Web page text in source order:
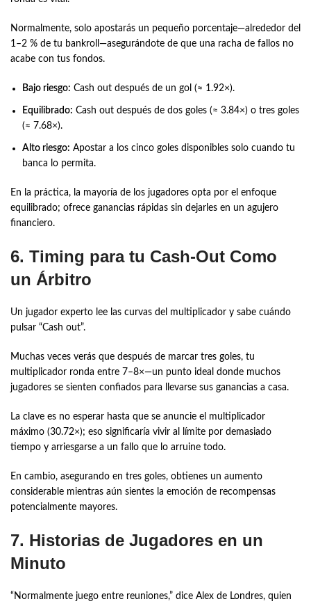
Normalmente, solo apostarás un pequeño porcentaje—alrededor del
1–2 % de tu bankroll—asegurándote de que una racha de fallos no
acabe con tus fondos.
Bajo riesgo: Cash out después de un gol (≈ 1.92×).
Equilibrado: Cash out después de dos goles (≈ 3.84×) o tres goles
(≈ 7.68×).
Alto riesgo: Apostar a los cinco goles disponibles solo cuando tu
banca lo permita.
En la práctica, la mayoría de los jugadores opta por el enfoque
equilibrado; ofrece ganancias rápidas sin dejarles en un agujero
financiero.
6. Timing para tu Cash‑Out Como
un Árbitro
Un jugador experto lee las curvas del multiplicador y sabe cuándo
pulsar “Cash out”.
Muchas veces verás que después de marcar tres goles, tu
multiplicador ronda entre 7–8×—un punto ideal donde muchos
jugadores se sienten confiados para llevarse sus ganancias a casa.
La clave es no esperar hasta que se anuncie el multiplicador
máximo (30.72×); eso significaría vivir al límite por demasiado
tiempo y arriesgarse a un fallo que lo arruine todo.
En cambio, asegurando en tres goles, obtienes un aumento
considerable mientras aún sientes la emoción de recompensas
potencialmente mayores.
7. Historias de Jugadores en un
Minuto
“Normalmente juego entre reuniones,” dice Alex de Londres, quien